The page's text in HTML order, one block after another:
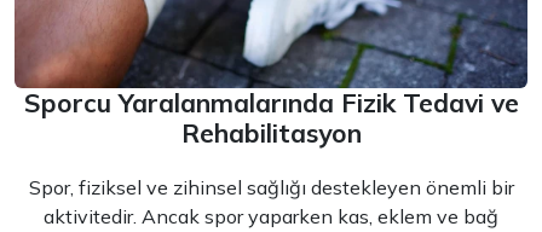
Sporcu Yaralanmalarında Fizik Tedavi ve
Rehabilitasyon
Spor, fiziksel ve zihinsel sağlığı destekleyen önemli bir
aktivitedir. Ancak spor yaparken kas, eklem ve bağ